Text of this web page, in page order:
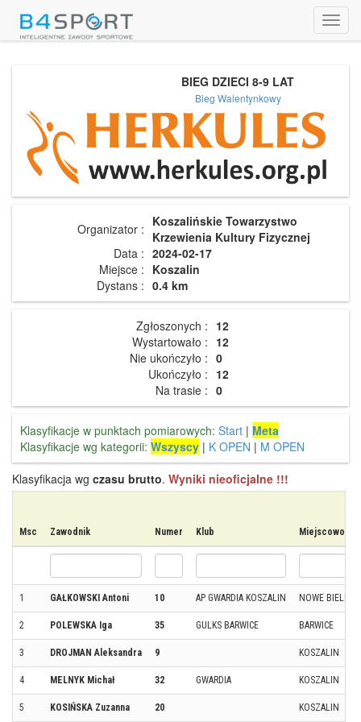
BIEG DZIECI 8-9 LAT
Bieg Walentynkowy
Organizator : Koszalińskie Towarzystwo
Krzewienia Kultury Fizycznej
Data : 2024-02-17
Miejsce : Koszalin
Dystans : 0.4 km
Zgłoszonych : 12
Wystartowało : 12
Nie ukończyło : 0
Ukończyło : 12
Na trasie : 0
Klasyfikacje w punktach pomiarowych: Start | Meta
Klasyfikacje wg kategorii: Wszyscy | K OPEN | M OPEN
Klasyfikacja wg czasu brutto. Wyniki nieoficjalne !!!
Msc Zawodnik Numer Klub Miejscowość
1 GAŁKOWSKI Antoni 10 AP GWARDIA KOSZALIN NOWE BIELICE
2 POLEWSKA Iga 35 GULKS BARWICE BARWICE
3 DROJMAN Aleksandra 9 KOSZALIN
4 MELNYK Michał 32 GWARDIA KOSZALIN
5 KOSIŃSKA Zuzanna 20 KOSZALIN